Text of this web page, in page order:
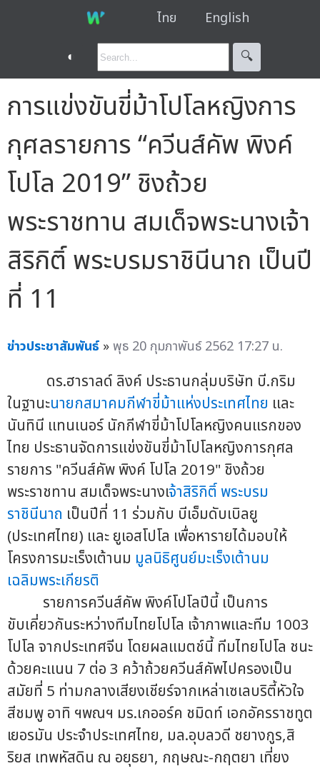
ไทย English
◐ 🔍︎
การแข่งขันขี่ม้าโปโลหญิงการ
กุศลรายการ “ควีนส์คัพ พิงค์
โปโล 2019” ชิงถ้วย
พระราชทาน สมเด็จพระนางเจ้า
สิริกิติ์ พระบรมราชินีนาถ เป็นปี
ที่ 11
ข่าวประชาสัมพันธ์ »พุธ 20 กุมภาพันธ์ 2562 17:27 น.
ดร.ฮาราลด์ ลิงค์ ประธานกลุ่มบริษัท บี.กริม
ในฐานะนายกสมาคมกีฬาขี่ม้าแห่งประเทศไทย และ
นันทินี แทนเนอร์ นักกีฬาขี่ม้าโปโลหญิงคนแรกของ
ไทย ประธานจัดการแข่งขันขี่ม้าโปโลหญิงการกุศล
รายการ "ควีนส์คัพ พิงค์ โปโล 2019" ชิงถ้วย
พระราชทาน สมเด็จพระนางเจ้าสิริกิติ์ พระบรม
ราชินีนาถ เป็นปีที่ 11 ร่วมกับ บีเอ็มดับเบิลยู
(ประเทศไทย) และ ยูเอสโปโล เพื่อหารายได้มอบให้
โครงการมะเร็งเต้านม มูลนิธิศูนย์มะเร็งเต้านม
เฉลิมพระเกียรติ
รายการควีนส์คัพ พิงค์โปโลปีนี้ เป็นการ
ขับเคี่ยวกันระหว่างทีมไทยโปโล เจ้าภาพและทีม 1003
โปโล จากประเทศจีน โดยผลแมตช์นี้ ทีมไทยโปโล ชนะ
ด้วยคะแนน 7 ต่อ 3 คว้าถ้วยควีนส์คัพไปครองเป็น
สมัยที่ 5 ท่ามกลางเสียงเชียร์จากเหล่าเซเลบริตี้หัวใจ
สีชมพู อาทิ ฯพณฯ มร.เกออร์ค ชมิดท์ เอกอัครราชทูต
เยอรมัน ประจำประเทศไทย, มล.อุบลวดี ชยางกูร,สิ
ริยส เทพหัสดิน ณ อยุธยา, กฤษณะ-กฤตยา เที่ยง